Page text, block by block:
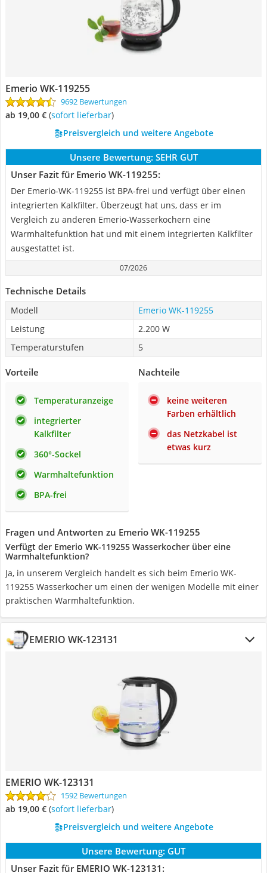
Emerio WK-119255
9692 Bewertungen
ab 19,00 € ( Sofort lieferbar)
Preisvergleich und weitere Angebote
Unsere Bewertung: SEHR GUT
Unser Fazit für Emerio WK-119255:
Der Emerio-WK-119255 ist BPA-frei und verfügt über einen
integrierten Kalkfilter. Überzeugt hat uns, dass er im
Vergleich zu anderen Emerio-Wasserkochern eine
Warmhaltefunktion hat und mit einem integrierten Kalkfilter
ausgestattet ist.
07/2026
Technische Details
Modell
Emerio WK-119255
Leistung
2.200 W
Temperaturstufen
5
Vorteile
Temperaturanzeige
integrierter
Kalkfilter
360°-Sockel
Warmhaltefunktion
BPA-frei
Nachteile
keine weiteren
Farben erhältlich
das Netzkabel ist
etwas kurz
Fragen und Antworten zu Emerio WK-119255
Verfügt der Emerio WK-119255 Wasserkocher über eine
Warmhaltefunktion?
Ja, in unserem Vergleich handelt es sich beim Emerio WK-
119255 Wasserkocher um einen der wenigen Modelle mit einer
praktischen Warmhaltefunktion.
EMERIO WK-123131
EMERIO WK-123131
1592 Bewertungen
ab 19,00 € ( Sofort lieferbar)
Preisvergleich und weitere Angebote
Unsere Bewertung: GUT
Unser Fazit für EMERIO WK-123131: